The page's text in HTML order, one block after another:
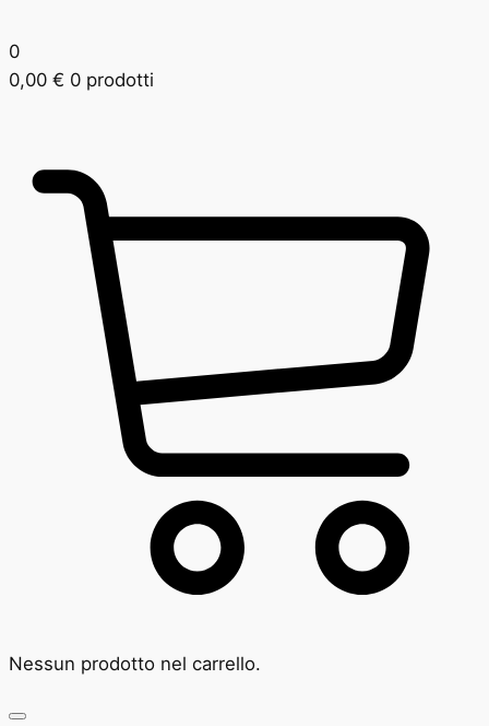
0
0,00 € 0 prodotti
Nessun prodotto nel carrello.